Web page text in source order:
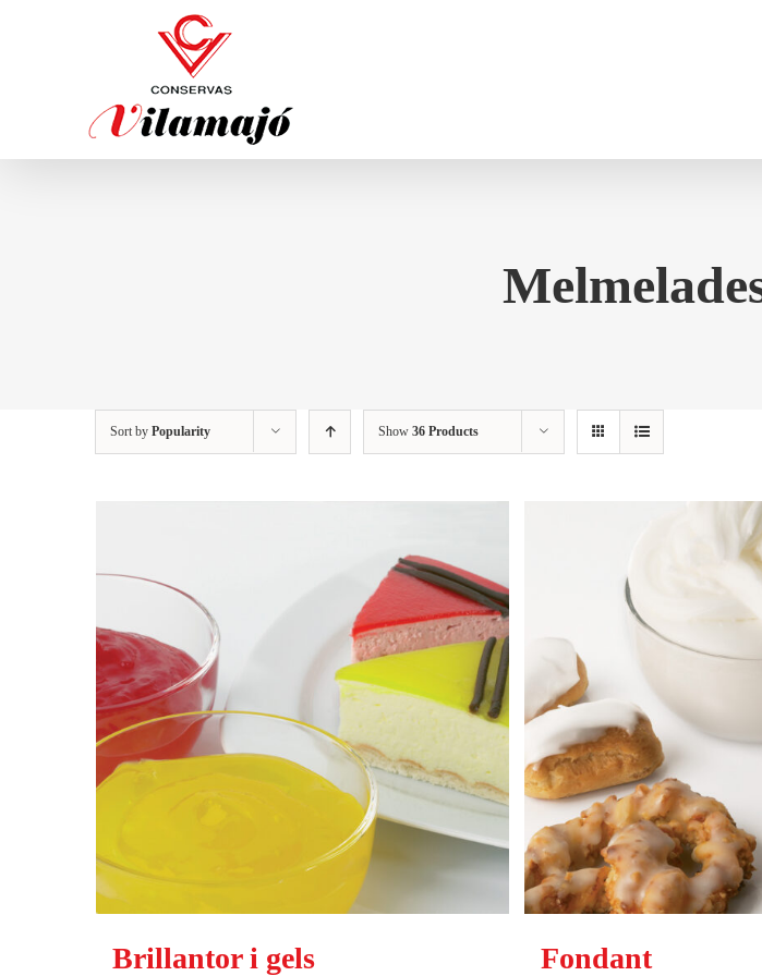
Sort by Popularity Show 36 Products
Brillantor i gels Fondant